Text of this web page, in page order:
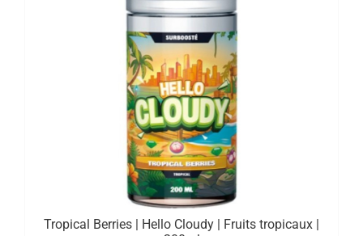
Tropical Berries | Hello Cloudy | Fruits tropicaux |